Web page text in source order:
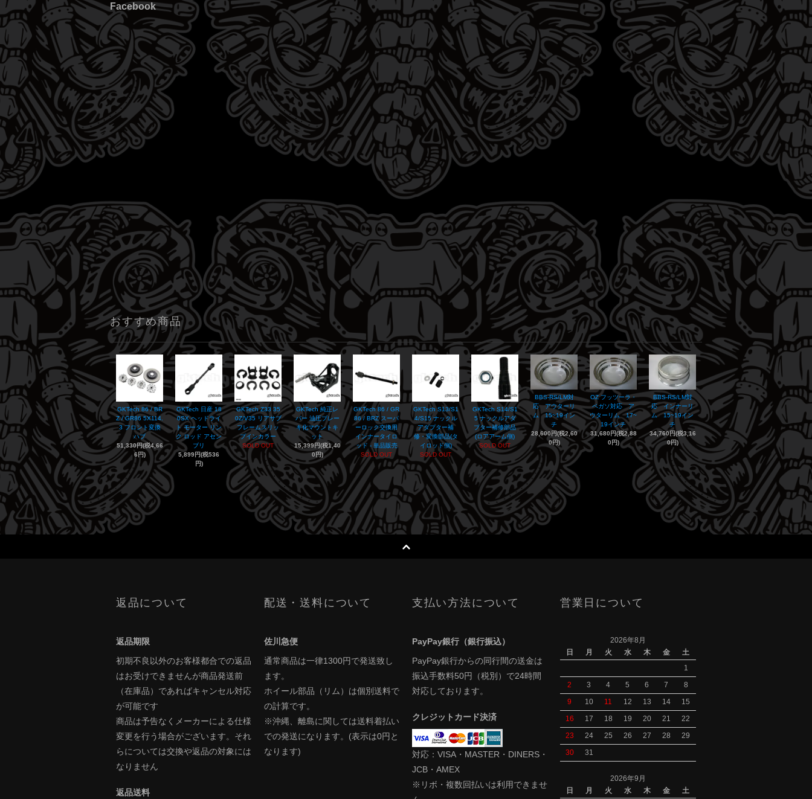
Facebook
おすすめ商品
GKTech 86 / BR
Z / GR86 5X114.
3 フロント変換
ハブ
51,330円(税4,66
6円)
GKTech 日産 18
0SX ヘッドライ
ト モーター リン
ク ロッド アセン
ブリ
5,899円(税536
円)
GKTech Z33 35
0Z/V35 リアサブ
フレームスリッ
プインカラー
SOLD OUT
GKTech 純正レ
バー 油圧ブレー
キ化マウントキ
ット
15,399円(税1,40
0円)
GKTech 86 / GR
86 / BRZ スーパ
ーロック交換用
インナータイロ
ッド - 単品販売
SOLD OUT
GKTech S13/S1
4/S15 ナックル
アダプター補
修・変換部品(タ
イロッド側)
SOLD OUT
GKTech S14/S1
5 ナックルアダ
プター補修部品
(ロアアーム側)
SOLD OUT
BBS-RS/LM対
応 アウターリ
ム 15~19イン
チ
28,600円(税2,60
0円)
OZ フッツーラ・
ペガソ対応 ア
ウターリム 17~
19インチ
31,680円(税2,88
0円)
BBS-RS/LM対
応 インナーリ
ム 15~19イン
チ
34,760円(税3,16
0円)
返品について
返品期限
初期不良以外のお客様都合での返品
はお受けできませんが商品発送前
（在庫品）であればキャンセル対応
が可能です
商品は予告なくメーカーによる仕様
変更を行う場合がございます。それ
らについては交換や返品の対象には
なりません
返品送料
配送・送料について
佐川急便
通常商品は一律1300円で発送致し
ます。
ホイール部品（リム）は個別送料で
の計算です。
※沖縄、離島に関しては送料着払い
での発送になります。(表示は0円と
なります)
支払い方法について
PayPay銀行（銀行振込）
PayPay銀行からの同行間の送金は
振込手数料50円（税別）で24時間
対応しております。
クレジットカード決済
対応：VISA・MASTER・DINERS・
JCB・AMEX
※リボ・複数回払いは利用できませ
営業日について
2026年8月
日
月 火 水 木 金
土
1
2
3 4 5 6 7
8
9
10 11 12 13 14
15
16
17 18 19 20 21
22
23
24 25 26 27 28
29
30
31
2026年9月
日
月 火 水 木 金
土